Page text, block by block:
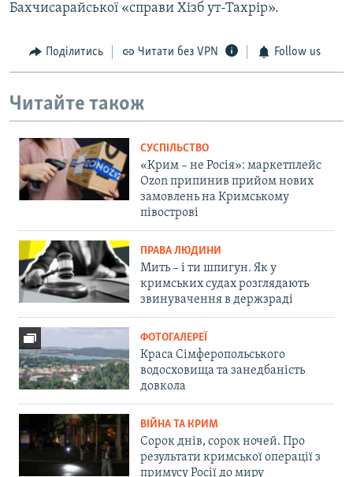
Бахчисарайської «справи Хізб ут-Тахрір».
Поділитись Читати без VPN Follow us
Читайте також
СУСПІЛЬСТВО
«Крим – не Росія»: маркетплейс
Ozon припинив прийом нових
замовлень на Кримському
півострові
ПРАВА ЛЮДИНИ
Мить – і ти шпигун. Як у
кримських судах розглядають
звинувачення в держзраді
ФОТОГАЛЕРЕЇ
Краса Сімферопольського
водосховища та занедбаність
довкола
ВІЙНА ТА КРИМ
Сорок днів, сорок ночей. Про
результати кримської операції з
примусу Росії до миру